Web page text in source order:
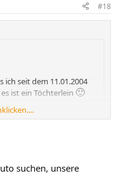
#18
ich seit dem 11.01.2004
ist ein Töchterlein 🙂
suchen, unsere